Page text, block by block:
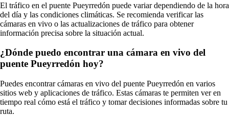
El tráfico en el puente Pueyrredón puede variar dependiendo de la hora
del día y las condiciones climáticas. Se recomienda verificar las
cámaras en vivo o las actualizaciones de tráfico para obtener
información precisa sobre la situación actual.
¿Dónde puedo encontrar una cámara en vivo del
puente Pueyrredón hoy?
Puedes encontrar cámaras en vivo del puente Pueyrredón en varios
sitios web y aplicaciones de tráfico. Estas cámaras te permiten ver en
tiempo real cómo está el tráfico y tomar decisiones informadas sobre tu
ruta.